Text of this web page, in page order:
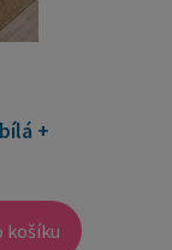
+
košíku